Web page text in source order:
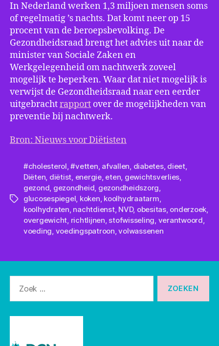
In Nederland werken 1,3 miljoen mensen soms
of regelmatig ’s nachts. Dat komt neer op 15
procent van de beroepsbevolking. De
Gezondheidsraad brengt het advies uit naar de
minister van Sociale Zaken en
Werkgelegenheid om nachtwerk zoveel
mogelijk te beperken. Waar dat niet mogelijk is
verwijst de Gezondheidsraad naar een eerder
uitgebrachtrapport over de mogelijkheden van
preventie bij nachtwerk.
Bron: Nieuws voor Diëtisten
Tags
#cholesterol,#vetten, afvallen, diabetes, dieet,
Diëten, diëtist, energie, eten, gewichtsverlies,
gezond, gezondheid, gezondheidszorg,
glucosespiegel, koken, koolhydraatarm,
koolhydraten, nachtdienst, NVD, obesitas, onderzoek,
overgewicht, richtlijnen, stofwisseling, verantwoord,
voeding, voedingspatroon,volwassenen
naar: